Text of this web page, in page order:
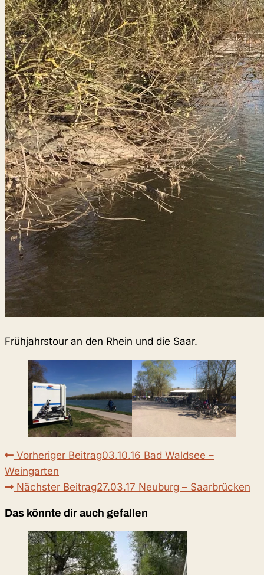
Frühjahrstour an den Rhein und die Saar.
Weitere
Artikel
ansehen
Vorheriger Beitrag03.10.16 Bad Waldsee –
Weingarten
Nächster Beitrag27.03.17 Neuburg – Saarbrücken
Das könnte dir auch gefallen